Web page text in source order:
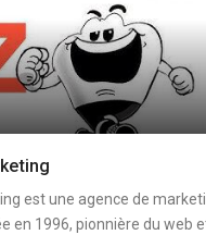
est une agence de
en 1996, pionnière du web et